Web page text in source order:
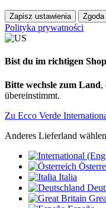
Zapisz ustawienia Zgoda
Polityka prywatności
Bist du im richtigen
Bitte wechsle zum Land,
übereinstimmt.
Zu Ecco Verde
Anderes Lieferland wählen
Italia